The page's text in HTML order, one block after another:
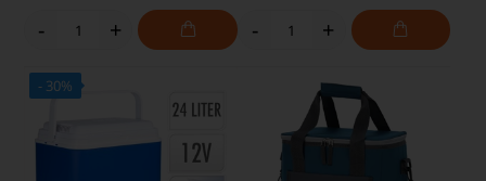
- + - +
- 30%